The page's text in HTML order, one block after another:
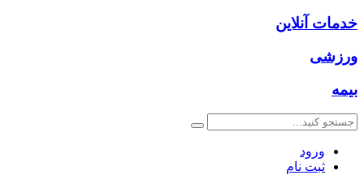
خدمات آنلاین
ورزشی
بیمه
ورود
ثبت نام